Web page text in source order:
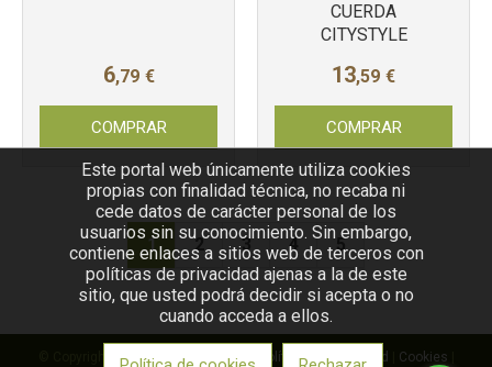
6,79 €
COMPRAR
CUERDA
CITYSTYLE
13,59 €
COMPRAR
1 2 3 4 5
© Copyright VetFarma | Aviso legal Política de privacidad Cookies
Este portal web únicamente utiliza cookies
propias con finalidad técnica, no recaba ni
cede datos de carácter personal de los
usuarios sin su conocimiento. Sin embargo,
contiene enlaces a sitios web de terceros con
políticas de privacidad ajenas a la de este
sitio, que usted podrá decidir si acepta o no
cuando acceda a ellos.